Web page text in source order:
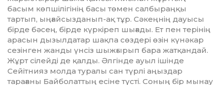
басым көпшілігінің басы төмен салбыраңқы
тартып, ыңғай­сызданып-ақ тұр. Сәкеңнің дауысы
бірде бәсең, бірде күркіреп шығады. Ет пен терінің
арасын дызылдатар шақ­па сөздері өзін күнәкар
сезінген жан­ды үнсіз шыжғырып бара жат­қан­дай.
Жұрт сілейді де қалды. Әл­гінде ауыл ішінде
Сейітнияз молда туралы сан түрлі аңыздар
тарағаны Байболаттың есіне түсті. Соның бір мынау